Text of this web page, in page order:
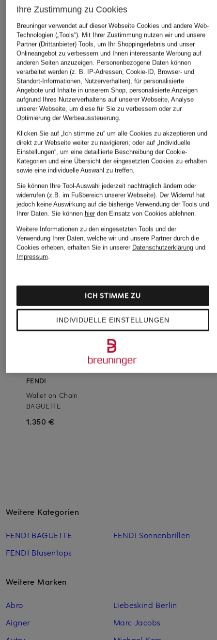
FENDI
BAGUETTE
1.350 €
FENDI
1.550 €
BAGUETTE
920 €
ÄHNLICHE ARTIKEL ENTDECKEN
FENDI
Wallet on Chain
BAGUETTE
1.350 €
Weitere Kategorien
FENDI BAGUETTE
FENDI Blusentops
FENDI Sonnenbrillen
Weitere Marken
Abro
Aigner
Liebeskind Berlin
Marc Jacobs
Ihre Zustimmung zu Cookies
Breuninger verwendet auf dieser Webseite Cookies und andere Web-
Technologien („Tools“). Mit Ihrer Zustimmung nutzen wir und unsere
Partner (Drittanbieter) Tools, um Ihr Shoppingerlebnis und unser
Onlineangebot zu verbessern und Ihnen interessante Werbung auf
anderen Seiten anzuzeigen. Personenbezogene Daten können
verarbeitet werden (z. B. IP-Adressen, Cookie-ID, Browser- und
Standort-Informationen, Nutzerverhalten), für personalisierte
Angebote und Inhalte in unserem Shop, personalisierte Anzeigen
aufgrund Ihres Nutzerverhaltens auf unserer Webseite, Analyse
unserer Webseite, um diese für Sie zu verbessern oder zur
Optimierung der Werbeaussteuerung.
Klicken Sie auf „Ich stimme zu“ um alle Cookies zu akzeptieren und
direkt zur Webseite weiter zu navigieren; oder auf „Individuelle
Einstellungen“, um eine detaillierte Beschreibung der Cookie-
Kategorien und eine Übersicht der eingesetzten Cookies zu erhalten
sowie eine individuelle Auswahl zu treffen.
Sie können Ihre Tool-Auswahl jederzeit nachträglich ändern oder
widerrufen (z.B. im Fußbereich unserer Webseite). Der Widerruf hat
jedoch keine Auswirkung auf die bisherige Verwendung der Tools und
Ihrer Daten. Sie können hierden Einsatz von Cookies ablehnen.
Weitere Informationen zu den eingesetzten Tools und der
Verwendung Ihrer Daten, welche wir und unsere Partner durch die
Cookies erheben, erhalten Sie in unserer Datenschutzerklärungund
Impressum.
INDIVIDUELLE EINSTELLUNGEN
ICH STIMME ZU